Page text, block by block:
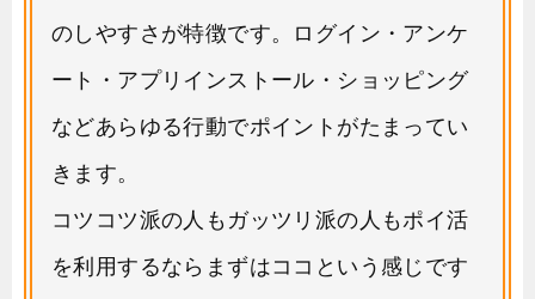
のしやすさが特徴です。ログイン・アンケ
ート・アプリインストール・ショッピング
などあらゆる行動でポイントがたまってい
きます。
コツコツ派の人もガッツリ派の人もポイ活
を利用するならまずはココという感じです